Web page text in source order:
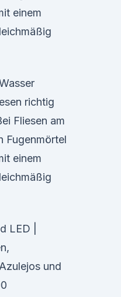
einem
richtig
Fliesen am
Fugenmörtel
einem
LED |
und